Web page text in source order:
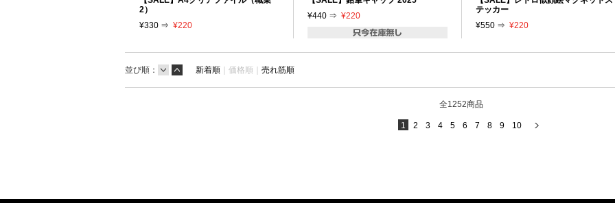
2）
¥330 ⇒ ¥220
¥440 ⇒ ¥220
テッカー
¥550 ⇒ ¥220
並び順： 新着順 ｜ 価格順｜ 売れ筋順
全1252商品
1 2 3 4 5 6 7 8 9 10